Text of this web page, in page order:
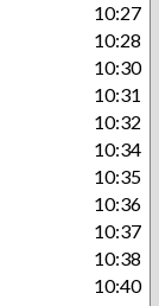
10:27
10:28
10:30
10:31
10:32
10:34
10:35
10:36
10:37
10:38
10:40